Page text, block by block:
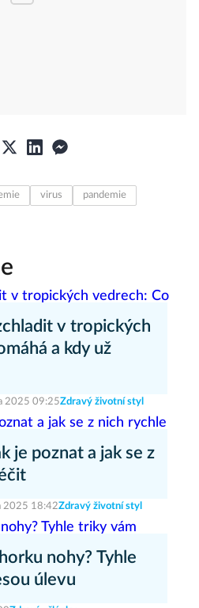
virus
pandemie
v tropických
a kdy už
2025 09:25Zdravý životní styl
je poznat a jak se z
2025 18:42Zdravý životní styl
nohy? Tyhle
úlevu